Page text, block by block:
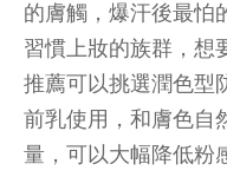
的膚觸，爆汗後最怕
習慣上妝的族群，想
推薦可以挑選潤色型
前乳使用，和膚色自
量，可以大幅降低粉